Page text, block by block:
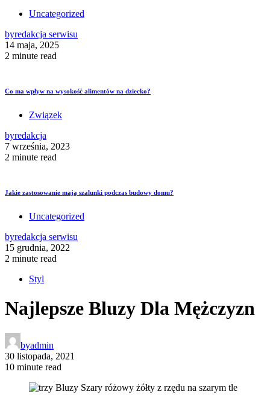
Uncategorized
byredakcja serwisu
14 maja, 2025
2 minute read
Co ma wpływ na wysokość alimentów na dziecko?
Związek
byredakcja
7 września, 2023
2 minute read
Jakie zastosowanie mają szalunki podczas budowy domu?
Uncategorized
byredakcja serwisu
15 grudnia, 2022
2 minute read
Styl
Najlepsze Bluzy Dla Mężczyzn
byadmin
30 listopada, 2021
10 minute read